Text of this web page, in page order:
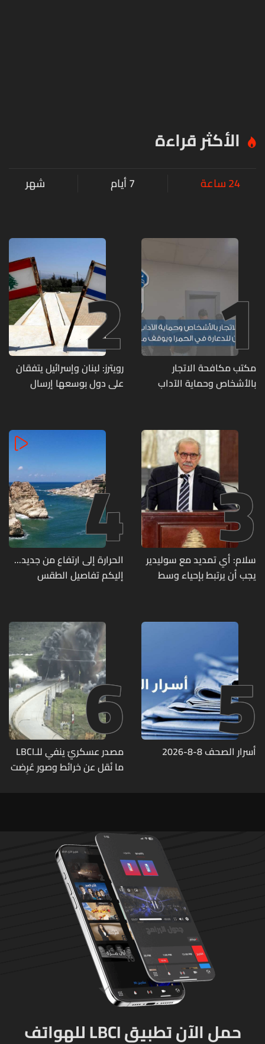
الأكثر قراءة
24 ساعة 7 أيام شهر
1
مكتب مكافحة الاتجار
بالأشخاص وحماية الآداب
متورطين
2
رويترز: لبنان وإسرائيل يتفقان
على دول بوسعها إرسال
3
سلام: أي تمديد مع سوليدير
يجب أن يرتبط بإحياء وسط
4
الحرارة إلى ارتفاع من جديد...
إليكم تفاصيل الطقس
5
أسرار الصحف 8-8-2026 6
مصدر عسكريّ ينفي للـLBCI
ما نُقل عن خرائط وصور عُرِضت
حمل الآن تطبيق LBCI للهواتف